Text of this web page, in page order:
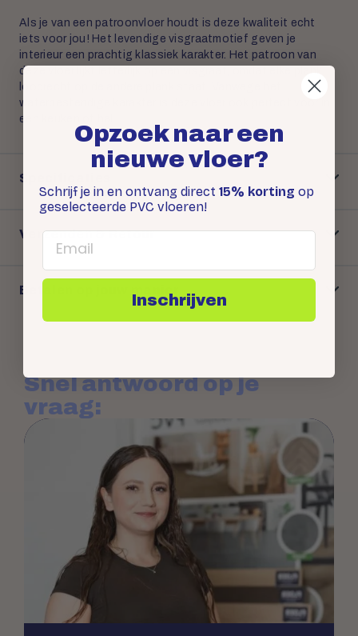
Als je van een patroonvloer houdt is deze kwaliteit echt
iets voor jou! Het levendige visgraatmotief geven je
interieur een prachtig klassiek karakter. Het patroon van
deze vloer lijkt letterlijk op een visgraat, omdat elke plank
loodrecht op de andere plank staat. Vanwege het
waterbestendige karakter is deze vloer ook perfect voor in
een keuken of hal.
Specificaties
Verzenden & Retour
Betalen op jouw manier
Snel antwoord op je
vraag:
Opzoek naar een
nieuwe vloer?
Schrijf je in en ontvang direct 15% korting op
geselecteerde PVC vloeren!
Email
Inschrijven